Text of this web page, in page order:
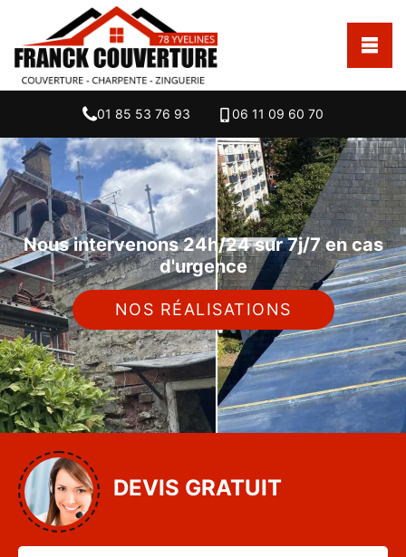
01 85 53 76 93 06 11 09 60 70
Nous intervenons 24h/24 sur 7j/7 en cas
d'urgence
NOS RÉALISATIONS
DEVIS GRATUIT